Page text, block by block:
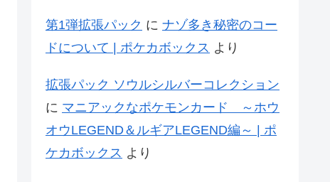
第1弾拡張パック に ナゾ多き秘密のコー
ドについて | ポケカボックス より
拡張パック ソウルシルバーコレクション
に マニアックなポケモンカード ～ホウ
オウLEGEND＆ルギアLEGEND編～ | ポ
ケカボックス より